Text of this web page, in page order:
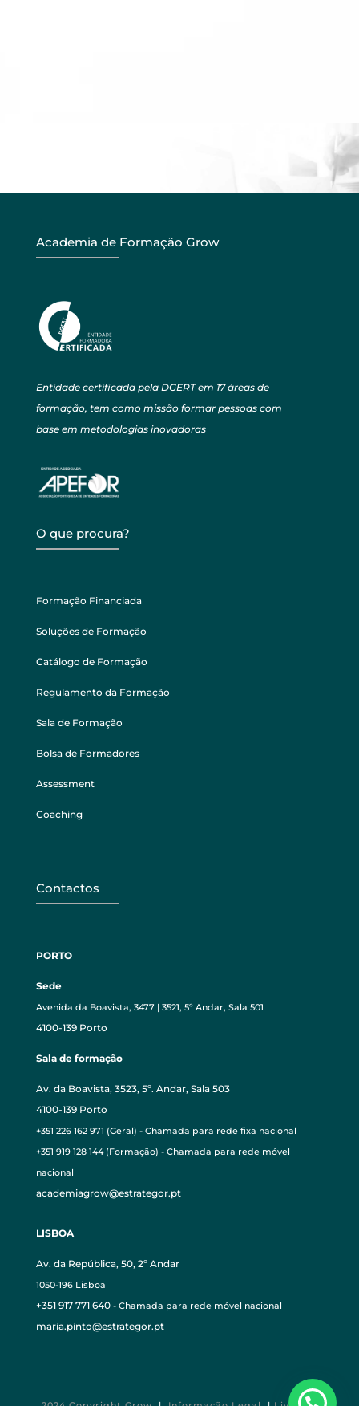
Academia de Formação Grow
Entidade certificada pela DGERT em 17 áreas de
formação, tem como missão formar pessoas com
base em metodologias inovadoras
O que procura?
Formação Financiada
Soluções de Formação
Catálogo de Formação
Regulamento da Formação
Sala de Formação
Bolsa de Formadores
Assessment
Coaching
Contactos
PORTO
Sede
Avenida da Boavista, 3477 | 3521, 5º Andar, Sala 501
4100-139 Porto
Sala de formação
Av. da Boavista, 3523, 5º. Andar, Sala 503
4100-139 Porto
+351 226 162 971 (Geral) - Chamada para rede fixa nacional
+351 919 128 144 (Formação) - Chamada para rede móvel
nacional
academiagrow@estrategor.pt
LISBOA
Av. da República, 50, 2º Andar
1050-196 Lisboa
+351 917 771 640- Chamada para rede móvel nacional
maria.pinto@estrategor.pt